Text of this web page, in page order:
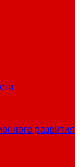
развития